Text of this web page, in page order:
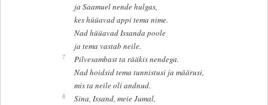
ja Saamuel nende hulgas,
kes hüüavad appi tema nime.
Nad hüüavad Issanda poole
ja tema vastab neile.
7
Pilvesambast ta rääkis nendega.
Nad hoidsid tema tunnistusi ja määrusi,
mis ta neile oli andnud.
8
Sina, Issand, meie Jumal,